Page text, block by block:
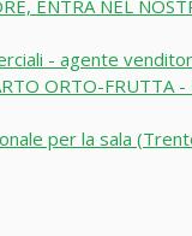
ENTRA NEL
- agente
ORTO-FRUTTA -
per la sala